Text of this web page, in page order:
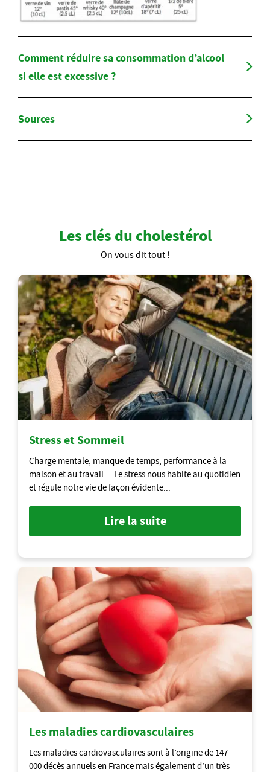
Comment réduire sa consommation d’alcool
si elle est excessive ?
Sources
Les clés du cholestérol
On vous dit tout !
Stress et Sommeil
Charge mentale, manque de temps, performance à la
maison et au travail… Le stress nous habite au quotidien
et régule notre vie de façon évidente...
Lire la suite
Les maladies cardiovasculaires
Les maladies cardiovasculaires sont à l’origine de 147
000 décès annuels en France mais également d’un très